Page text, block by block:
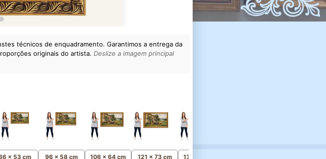
técnicos de enquadramento. Garantimos a entrega da
originais do artista. Deslize a imagem principal
x 53 cm 96 x 58 cm 106 x 64 cm 121 x 73 cm 136 x 82 cm